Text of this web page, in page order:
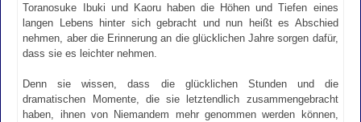
Toranosuke Ibuki und Kaoru haben die Höhen und Tiefen eines
langen Lebens hinter sich gebracht und nun heißt es Abschied
nehmen, aber die Erinnerung an die glücklichen Jahre sorgen dafür,
dass sie es leichter nehmen.
Denn sie wissen, dass die glücklichen Stunden und die
dramatischen Momente, die sie letztendlich zusammengebracht
haben, ihnen von Niemandem mehr genommen werden können,